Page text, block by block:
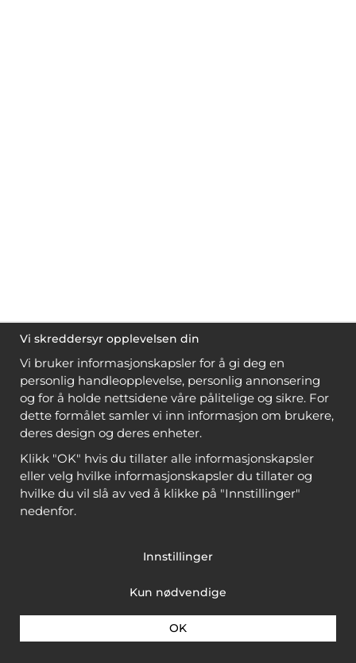
Vi skreddersyr opplevelsen din
Vi bruker informasjonskapsler for å gi deg en
personlig handleopplevelse, personlig annonsering
og for å holde nettsidene våre pålitelige og sikre. For
dette formålet samler vi inn informasjon om brukere,
deres design og deres enheter.
Klikk "OK" hvis du tillater alle informasjonskapsler
eller velg hvilke informasjonskapsler du tillater og
hvilke du vil slå av ved å klikke på "Innstillinger"
nedenfor.
Innstillinger
Kun nødvendige
OK